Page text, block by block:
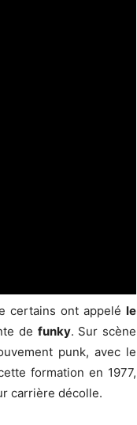
certains ont appelé le
de funky. Sur scène
punk, avec le
formation en 1977,
carrière décolle.